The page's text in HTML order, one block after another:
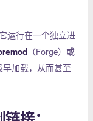
运行在一个独立进
（Forge）或
早加载，从而甚至